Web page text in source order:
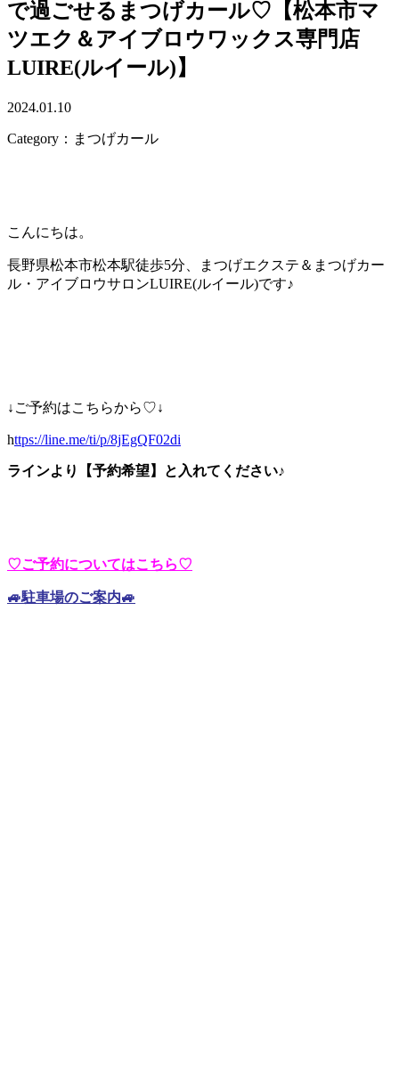
で過ごせるまつげカール♡【松本市マ
ツエク＆アイブロウワックス専門店
LUIRE(ルイール)】
2024.01.10
Category：まつげカール
こんにちは。
長野県松本市松本駅徒歩5分、まつげエクステ＆まつげカー
ル・アイブロウサロンLUIRE(ルイール)です♪
↓ご予約はこちらから♡↓
https://line.me/ti/p/8jEgQF02di
ラインより【予約希望】と入れてください♪
♡ご予約についてはこちら♡
🚙駐車場のご案内🚙